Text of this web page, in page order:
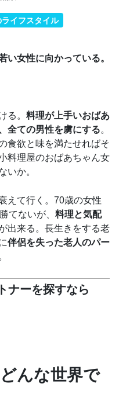
ライフスタイル
い女性に向かっている。
る。 料理が上手いおばあ
全ての男性を虜にする。
食欲と味を満たせればそ
料理屋のおばあちゃん女
いか。
えて行く。70歳の女性
てないが、 料理と気配
出来る。長生きをする老
伴侶を失った老人のパー
ナーを探すなら
んな世界で